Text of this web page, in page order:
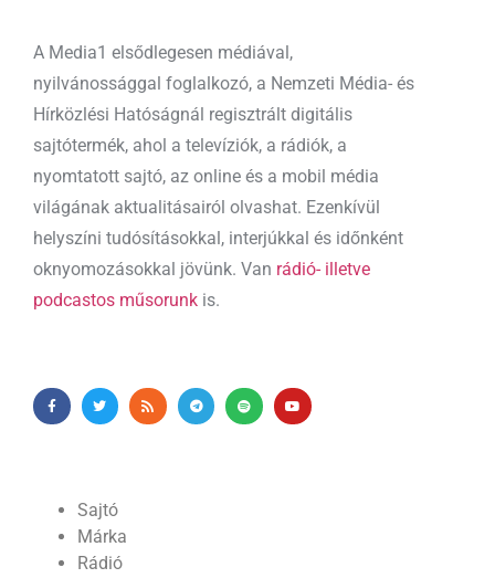
A Media1 elsődlegesen médiával,
nyilvánossággal foglalkozó, a Nemzeti Média- és
Hírközlési Hatóságnál regisztrált digitális
sajtótermék, ahol a televíziók, a rádiók, a
nyomtatott sajtó, az online és a mobil média
világának aktualitásairól olvashat. Ezenkívül
helyszíni tudósításokkal, interjúkkal és időnként
oknyomozásokkal jövünk. Van rádió- illetve
podcastos műsorunk is.
Sajtó
Márka
Rádió